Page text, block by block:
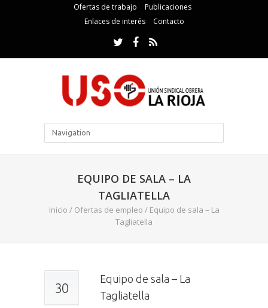
Ofertas de trabajo
Publicaciones
Enlaces de interés
Contacto
EQUIPO DE SALA – LA
TAGLIATELLA
Inicio / Ofertas de empleo / Equipo de sala – La
Tagliatella
30
Equipo de sala – La
Tagliatella